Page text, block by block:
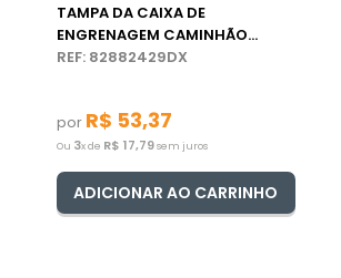
TAMPA DA CAIXA DE
ENGRENAGEM CAMINHÃO
VOLVO VM
REF: 82882429DX
por R$ 53,37
Ou 3x de R$ 17,79sem juros
ADICIONAR AO CARRINHO